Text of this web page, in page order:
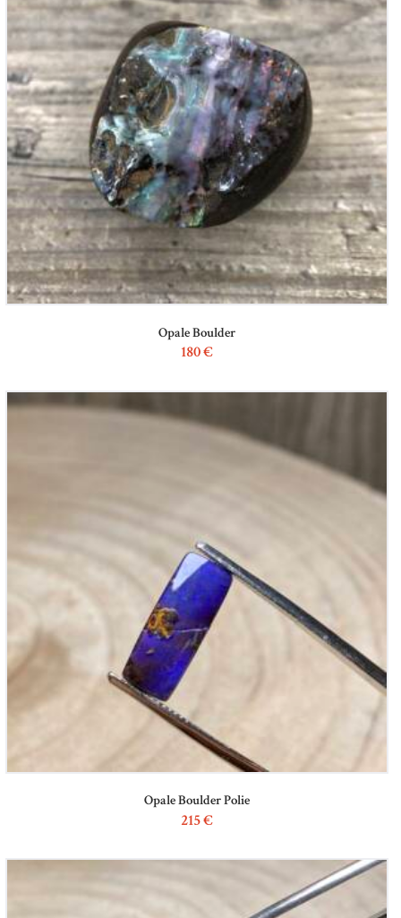
Opale Boulder
180€
Opale Boulder Polie
215€